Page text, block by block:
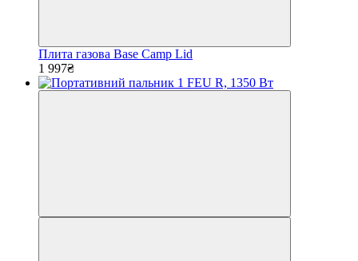
Плита газова Base Camp Lid
1 997₴